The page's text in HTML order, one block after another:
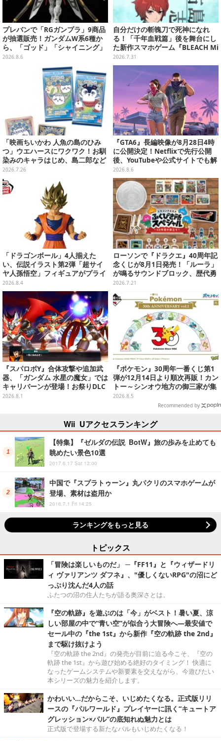
プレバンで「RGガンプラ」9商品
が抽選販売！ガンダムW系6種か
ら、「ゴッド」「シャイニング」
まで
2026.8.6
自分だけの斬魄刀で死神になれ
る！「千年血戦篇」後を舞台にし
た新作スマホゲーム『BLEACH Mi
rrors High』クローズドβテスト
レポート
2026.7.31
「映画ちいかわ 人魚の島のひみ
つ」ウエハースにワクワク！お馴
染みのキャラはじめ、島二郎など
セイレーン編カード全22種
2026.7.26
『GTA6』長編映像が8月28日4時
に公開決定！Netflixで先行公開
後、YouTubeや公式サイトでも解
禁
2026.8.6
「ドラゴンボール」4人揃えた
い、伝説イラスト第2弾「超サイ
ヤ人孫悟空」フィギュアがプライ
ズ展開！ビッグサイズの「筋斗
雲」エアぐるみも
2026.8.4
ローソンで『ドラクエ』40周年記
念くじが8月1日発売！「ルーラ」
が鳴るサウンドブロック、歴代勇
者＆スライムのフィギュアなど、
シリーズを振り返る景品盛りだく
さん
2026.7.21
『スパロボY』合体攻撃や追加武
器、「ガンダム 水星の魔女」では
キャリバーンが登場！お祭りDLC
「アニバーサリーエキスパンショ
2026.8.1
『ポケモン』30周年一番くじ第1
弾が12月14日より順次再販！カン
トー～シンオウ地方の御三家が集
まった時計、ぬいぐるみなど記念
グッズ盛りだくさん
2026.8.5
Recommended by
Wii Uアクセスランキング
【特集】『ゼルダの伝説 BotW』旅の歩みを止めても
眺めたい景色10選
2017.6.17 Sat 12:00
中国で『スプラトゥーン』丸パクリのスマホゲームが
登場、素材は盗用か
2016.7.1 Fri 14:25
ランキングをもっと見る
トピックス
「冒険は楽しいものだ」 ─『FF11』と『ウィザードリ
ィ ヴァリアンツ ダフネ』、"優しくないRPG"の沼にど
っぷり沈んだ4人の話
ふたつの沼の住人たちが語る奥深さとは。
『空の軌跡』を遊ぶのは「今」がベスト！暑い夏、涼
しい部屋の中で“青い空”が似合う大冒険へ―最安値で
セール中の『the 1st』から新作『空の軌跡 the 2nd』
まで駆け抜けよう
『空の軌跡 the 2nd』の発売が目前に迫る今こそ、『空の
軌跡 the 1st』から遊び始める絶好のタイミング！ 快適に
なったゲームシステムや新要素を交えながら、今遊びたい
本シリーズの魅力を紹介します。
かわいい…だからこそ、いじめたくなる。正式版リリ
ースの『パルワールド』プレイヤーに訊く“キュートア
グレッション×パル”の底知れぬ魅力とは
正式版で登場する新たなパルもいじめたくなる！